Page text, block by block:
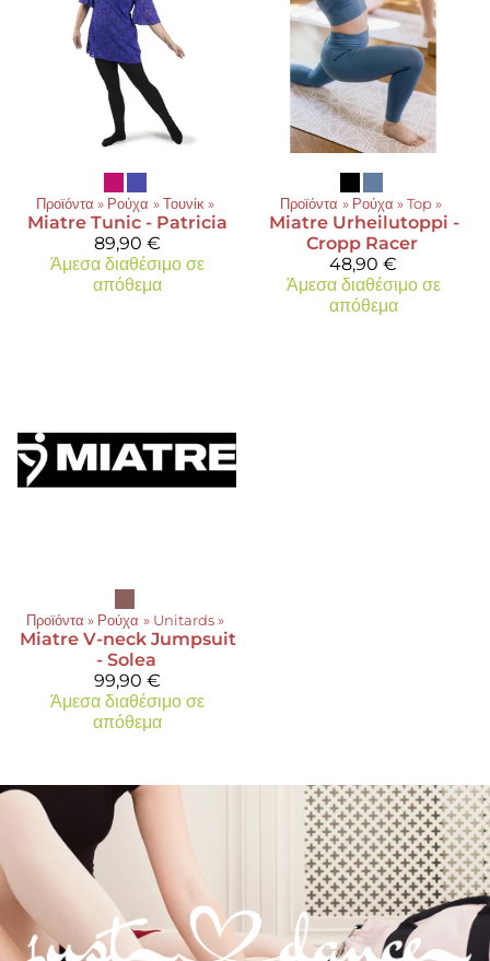
Προϊόντα ‪» Ρούχα ‪» Τουνίκ ‪»
Miatre Tunic - Patricia
89,90 €
Άμεσα διαθέσιμο σε
απόθεμα
Προϊόντα ‪» Ρούχα ‪»Top ‪»
Miatre Urheilutoppi -
Cropp Racer
48,90 €
Άμεσα διαθέσιμο σε
απόθεμα
Προϊόντα ‪» Ρούχα ‪» Unitards ‪»
Miatre V-neck Jumpsuit
- Solea
99,90 €
Άμεσα διαθέσιμο σε
απόθεμα